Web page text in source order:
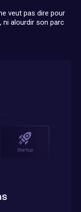
veut pas dire pour
ni alourdir son parc